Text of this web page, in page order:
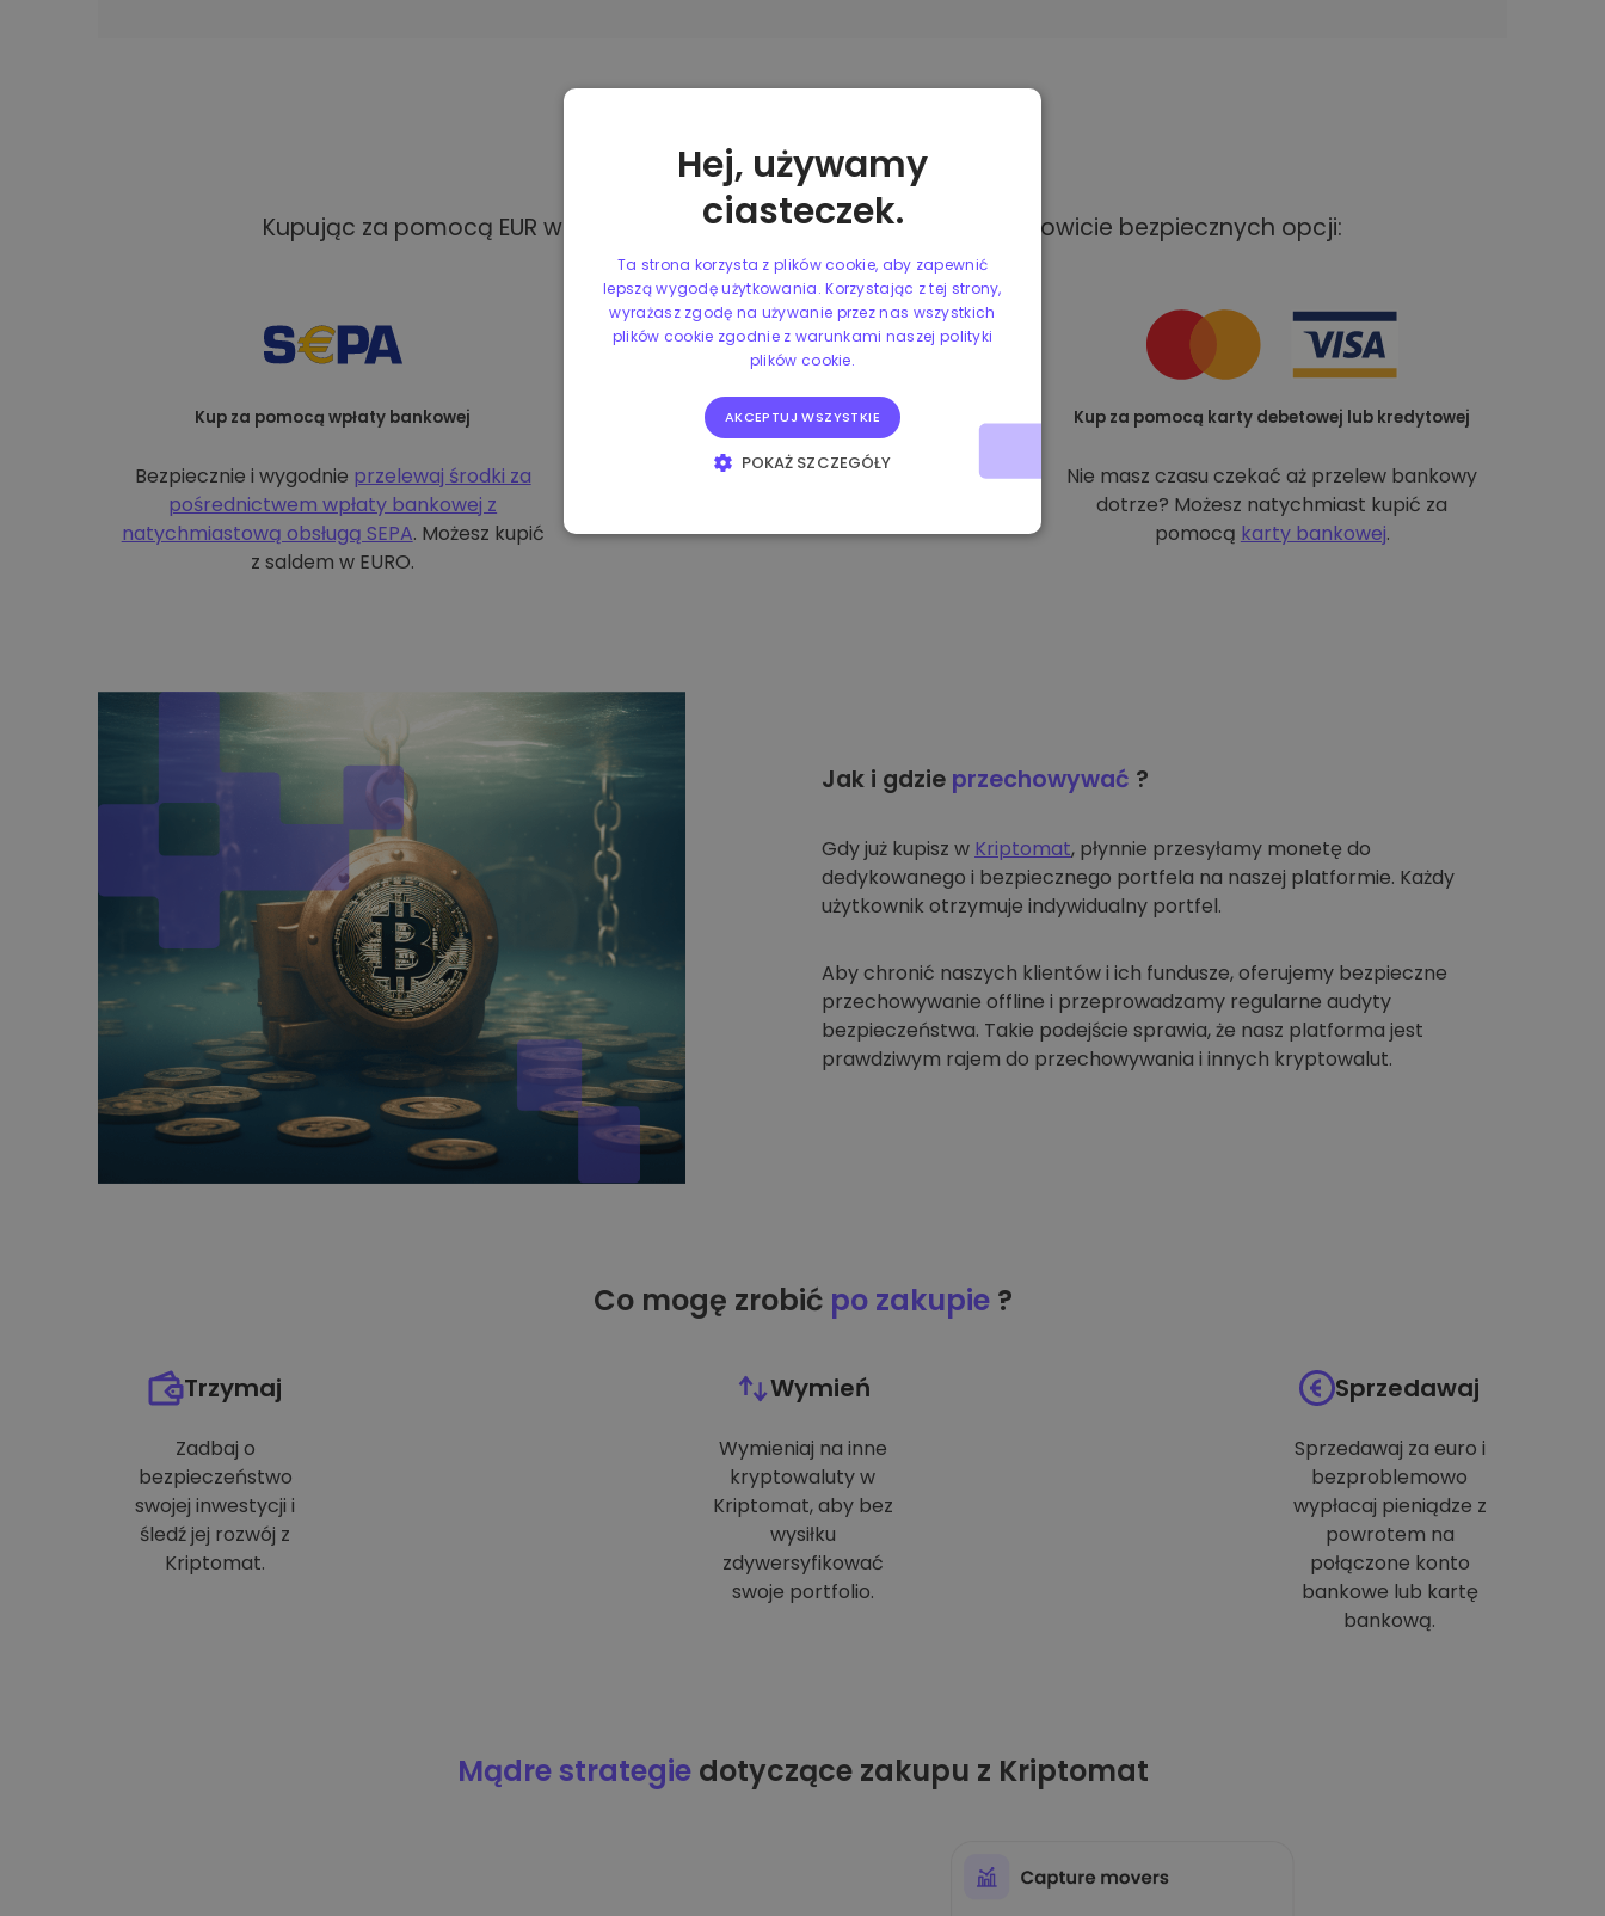
Metodypłatności
Kupując za pomocą EUR w Kriptomat, masz dostęp do różnych i całkowicie bezpiecznych opcji:
Kup za pomocą wpłaty bankowej
Bezpiecznie i wygodnie przelewaj środki za
pośrednictwem wpłaty bankowej z
natychmiastową obsługą SEPA. Możesz kupić
z saldem w EURO.
Kup za pomocą karty debetowej lub kredytowej
Nie masz czasu czekać aż przelew bankowy
dotrze? Możesz natychmiast kupić za
pomocą karty bankowej.
Jak i gdzie przechowywać ?
Gdy już kupisz w Kriptomat, płynnie przesyłamy monetę do
dedykowanego i bezpiecznego portfela na naszej platformie. Każdy
użytkownik otrzymuje indywidualny portfel.
Aby chronić naszych klientów i ich fundusze, oferujemy bezpieczne
przechowywanie offline i przeprowadzamy regularne audyty
bezpieczeństwa. Takie podejście sprawia, że nasz platforma jest
prawdziwym rajem do przechowywania i innych kryptowalut.
Co mogę zrobić po zakupie?
Trzymaj
Zadbaj o
bezpieczeństwo
swojej inwestycji i
śledź jej rozwój z
Kriptomat.
Wymień
Wymieniaj na inne
kryptowaluty w
Kriptomat, aby bez
wysiłku
zdywersyfikować
swoje portfolio.
Sprzedawaj
Sprzedawaj za euro i
bezproblemowo
wypłacaj pieniądze z
powrotem na
połączone konto
bankowe lub kartę
bankową.
Mądre strategiedotyczące zakupu z Kriptomat
Hej, używamy
ciasteczek.
Ta strona korzysta z plików cookie, aby zapewnić
lepszą wygodę użytkowania. Korzystając z tej strony,
wyrażasz zgodę na używanie przez nas wszystkich
plików cookie zgodnie z warunkami naszej polityki
plików cookie.
AKCEPTUJ WSZYSTKIE
POKAŻ SZCZEGÓŁY